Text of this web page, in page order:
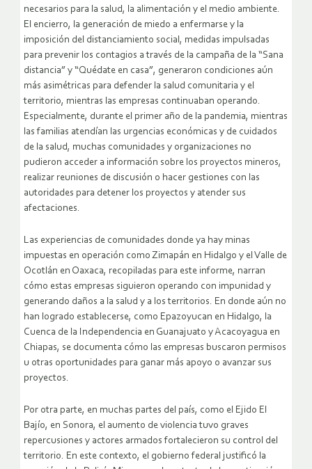
necesarios para la salud, la alimentación y el medio ambiente.
El encierro, la generación de miedo a enfermarse y la
imposición del distanciamiento social, medidas impulsadas
para prevenir los contagios a través de la campaña de la “Sana
distancia” y “Quédate en casa”, generaron condiciones aún
más asimétricas para defender la salud comunitaria y el
territorio, mientras las empresas continuaban operando.
Especialmente, durante el primer año de la pandemia, mientras
las familias atendían las urgencias económicas y de cuidados
de la salud, muchas comunidades y organizaciones no
pudieron acceder a información sobre los proyectos mineros,
realizar reuniones de discusión o hacer gestiones con las
autoridades para detener los proyectos y atender sus
afectaciones.
Las experiencias de comunidades donde ya hay minas
impuestas en operación como Zimapán en Hidalgo y el Valle de
Ocotlán en Oaxaca, recopiladas para este informe, narran
cómo estas empresas siguieron operando con impunidad y
generando daños a la salud y a los territorios. En donde aún no
han logrado establecerse, como Epazoyucan en Hidalgo, la
Cuenca de la Independencia en Guanajuato y Acacoyagua en
Chiapas, se documenta cómo las empresas buscaron permisos
u otras oportunidades para ganar más apoyo o avanzar sus
proyectos.
Por otra parte, en muchas partes del país, como el Ejido El
Bajío, en Sonora, el aumento de violencia tuvo graves
repercusiones y actores armados fortalecieron su control del
territorio. En este contexto, el gobierno federal justificó la